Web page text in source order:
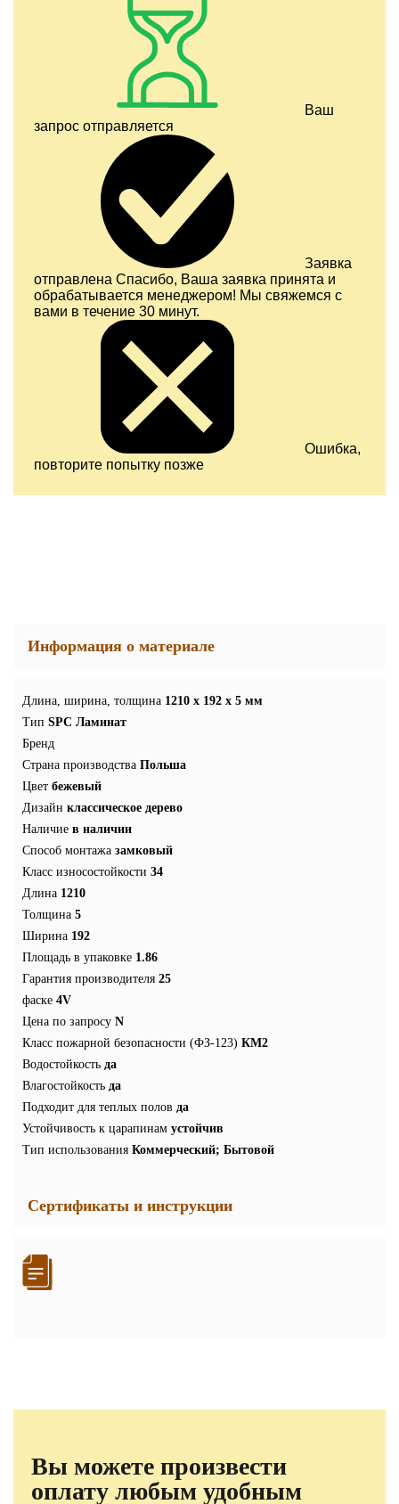
Ваш
запрос отправляется
Заявка
отправлена Спасибо, Ваша заявка принята и
обрабатывается менеджером! Мы свяжемся с
вами в течение 30 минут.
Ошибка,
повторите попытку позже
Информация о материале
Длина, ширина, толщина 1210 x 192 x 5 мм
Тип SPC Ламинат
Бренд
Страна производства Польша
Цвет бежевый
Дизайн классическое дерево
Наличие в наличии
Способ монтажа замковый
Класс износостойкости 34
Длина 1210
Толщина 5
Ширина 192
Площадь в упаковке 1.86
Гарантия производителя 25
фаске 4V
Цена по запросу N
Класс пожарной безопасности (ФЗ-123) КМ2
Водостойкость да
Влагостойкость да
Подходит для теплых полов да
Устойчивость к царапинам устойчив
Тип использования Коммерческий; Бытовой
Сертификаты и инструкции
Вы можете произвести
оплату любым удобным